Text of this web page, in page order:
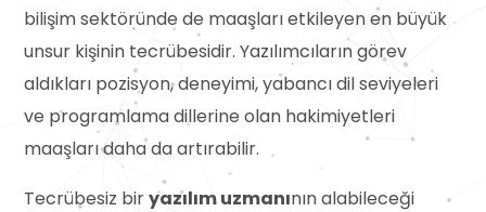
bilişim sektöründe de maaşları etkileyen en büyük
unsur kişinin tecrübesidir. Yazılımcıların görev
aldıkları pozisyon, deneyimi, yabancı dil seviyeleri
ve programlama dillerine olan hakimiyetleri
maaşları daha da artırabilir.
Tecrübesiz biryazılım uzmanının alabileceği